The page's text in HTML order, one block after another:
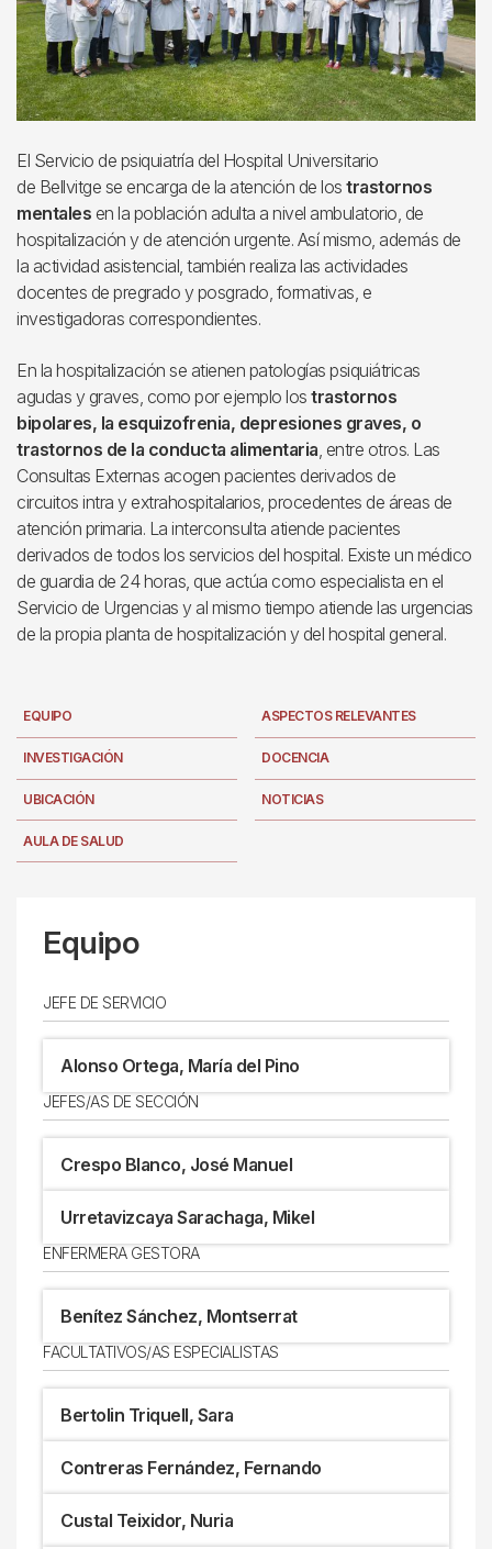
El Servicio de psiquiatría del Hospital Universitario
de Bellvitge se encarga de la atención de los trastornos
mentales en la población adulta a nivel ambulatorio, de
hospitalización y de atención urgente. Así mismo, además de
la actividad asistencial, también realiza las actividades
docentes de pregrado y posgrado, formativas, e
investigadoras correspondientes.
En la hospitalización se atienen patologías psiquiátricas
agudas y graves, como por ejemplo los trastornos
bipolares, la esquizofrenia, depresiones graves, o
trastornos de la conducta alimentaria , entre otros. Las
Consultas Externas acogen pacientes derivados de
circuitos intra y extrahospitalarios, procedentes de áreas de
atención primaria. La interconsulta atiende pacientes
derivados de todos los servicios del hospital. Existe un médico
de guardia de 24 horas, que actúa como especialista en el
Servicio de Urgencias y al mismo tiempo atiende las urgencias
de la propia planta de hospitalización y del hospital general.
EQUIPO ASPECTOS RELEVANTES
INVESTIGACIÓN DOCENCIA
UBICACIÓN NOTICIAS
AULA DE SALUD
Equipo
JEFE DE SERVICIO
Alonso Ortega, María del Pino
JEFES/AS DE SECCIÓN
Crespo Blanco, José Manuel
Urretavizcaya Sarachaga, Mikel
ENFERMERA GESTORA
Benítez Sánchez, Montserrat
FACULTATIVOS/AS ESPECIALISTAS
Bertolin Triquell, Sara
Contreras Fernández, Fernando
Custal Teixidor, Nuria